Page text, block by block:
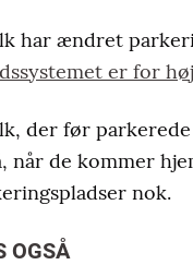
har ændret
er for
der før
når de kommer
nok.
OGSÅ